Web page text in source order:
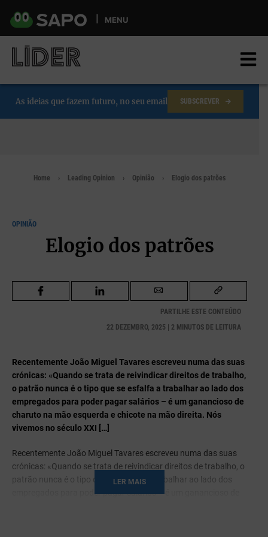
content
MENU
As ideias que fazem futuro, no seu email SUBSCREVER
Home Leading Opinion Opinião Elogio dos patrões
OPINIÃO
Elogio dos patrões
PARTILHE ESTE CONTEÚDO
22 DEZEMBRO, 2025 | 2 MINUTOS DE LEITURA
Recentemente João Miguel Tavares escreveu numa das suas
crónicas: «Quando se trata de reivindicar direitos de trabalho,
o patrão nunca é o tipo que se esfalfa a trabalhar ao lado dos
empregados para poder pagar salários – é um ganancioso de
charuto na mão esquerda e chicote na mão direita. Nós
vivemos no século XXI […]
Recentemente João Miguel Tavares escreveu numa das suas
crónicas: «Quando se trata de reivindicar direitos de trabalho, o
patrão nunca é o tipo que se esfalfa a trabalhar ao lado dos
empregados para poder pagar salários – é um ganancioso de
LER MAIS